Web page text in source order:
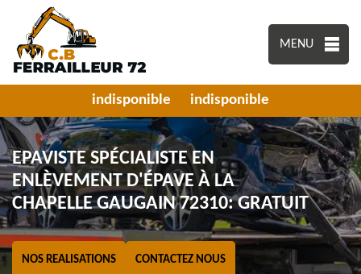
MENU
indisponible indisponible
EPAVISTE SPÉCIALISTE EN
ENLÈVEMENT D'ÉPAVE À LA
CHAPELLE GAUGAIN 72310: GRATUIT
NOS REALISATIONS CONTACTEZ NOUS